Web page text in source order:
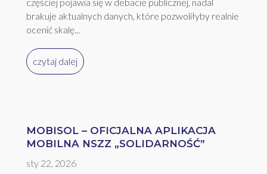
brakuje aktualnych danych, które pozwoliłyby realnie
ocenić skalę...
czytaj dalej
MOBISOL – OFICJALNA APLIKACJA
MOBILNA NSZZ „SOLIDARNOŚĆ”
sty 22, 2026